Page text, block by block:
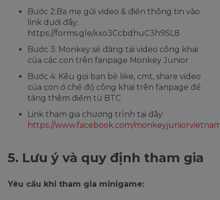
Bước 2:Ba mẹ gửi video & điền thông tin vào
link dưới đây:
https://forms.gle/xxo3CcbdhuC3h9SL8
Bước 3: Monkey sẽ đăng tải video công khai
của các con trên fanpage Monkey Junior
Bước 4: Kêu gọi bạn bè like, cmt, share video
của con ở chế độ công khai trên fanpage để
tăng thêm điểm từ BTC
Link tham gia chương trình tại đây:
https://www.facebook.com/
5. Lưu ý và quy định tham gia
Yêu cầu khi tham gia minigame: